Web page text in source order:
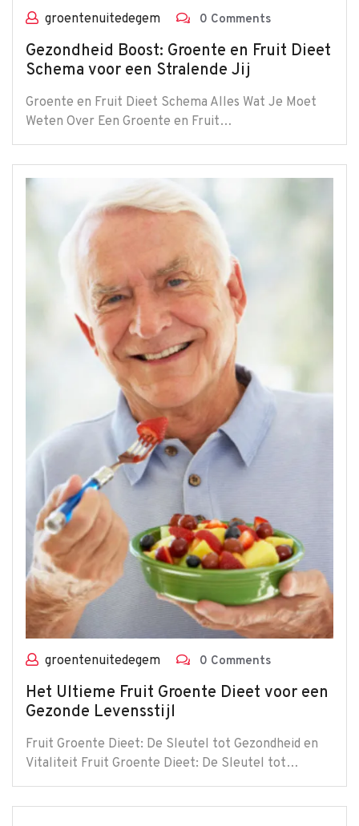
groentenuitedegem 0 Comments
Gezondheid Boost: Groente en Fruit Dieet
Schema voor een Stralende Jij
Groente en Fruit Dieet Schema Alles Wat Je Moet
Weten Over Een Groente en Fruit…
groentenuitedegem 0 Comments
Het Ultieme Fruit Groente Dieet voor een
Gezonde Levensstijl
Fruit Groente Dieet: De Sleutel tot Gezondheid en
Vitaliteit Fruit Groente Dieet: De Sleutel tot…